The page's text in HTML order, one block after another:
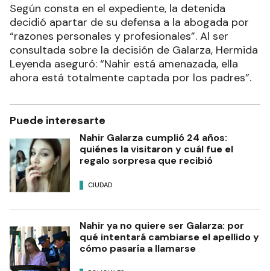
Según consta en el expediente, la detenida
decidió apartar de su defensa a la abogada por
“razones personales y profesionales”. Al ser
consultada sobre la decisión de Galarza, Hermida
Leyenda aseguró: “Nahir está amenazada, ella
ahora está totalmente captada por los padres”.
Puede interesarte
Nahir Galarza cumplió 24 años:
quiénes la visitaron y cuál fue el
regalo sorpresa que recibió
CIUDAD
Nahir ya no quiere ser Galarza: por
qué intentará cambiarse el apellido y
cómo pasaría a llamarse